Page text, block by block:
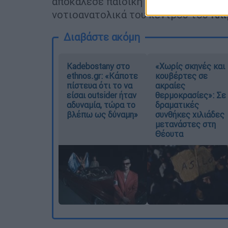
νοτιοανατολικά του κέντρου του
Διαβάστε ακόμη
Kadebostany στο
ethnos.gr: «Κάποτε
πίστευα ότι το να
είσαι outsider ήταν
αδυναμία, τώρα το
βλέπω ως δύναμη»
«Χωρίς σκηνές και
κουβέρτες σε
ακραίες
θερμοκρασίες»: Σε
δραματικές
συνθήκες χιλιάδες
μετανάστες στη
Θέουτα